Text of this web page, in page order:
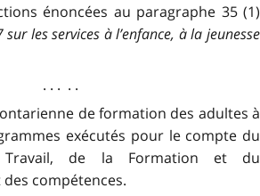
énoncées au paragraphe 35 (1)
les services à l’enfance, à la jeunesse
. . . . .
de formation des adultes à
exécutés pour le compte du
de la Formation et du
compétences.